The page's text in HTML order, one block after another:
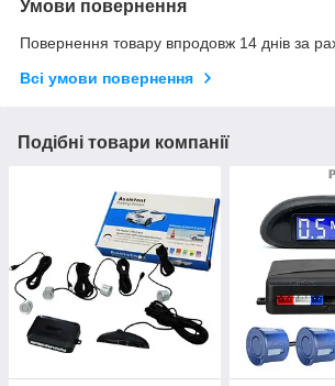
Умови повернення
Повернення товару впродовж 14 днів за
Всі умови повернення
Подібні товари компанії